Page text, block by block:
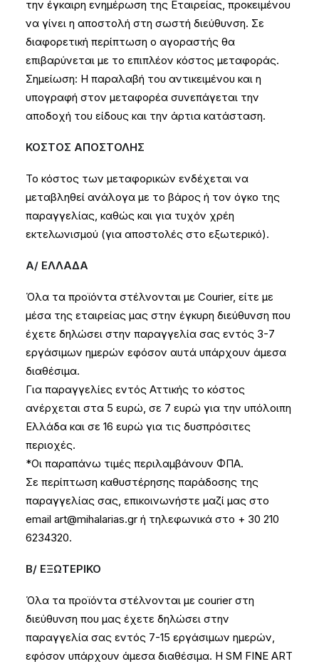
την έγκαιρη ενημέρωση της Εταιρείας, προκειμένου
να γίνει η αποστολή στη σωστή διεύθυνση. Σε
διαφορετική περίπτωση ο αγοραστής θα
επιβαρύνεται με το επιπλέον κόστος μεταφοράς.
Σημείωση: H παραλαβή του αντικειμένου και η
υπογραφή στον μεταφορέα συνεπάγεται την
αποδοχή του είδους και την άρτια κατάσταση.
ΚΟΣΤΟΣ ΑΠΟΣΤΟΛΗΣ
Το κόστος των μεταφορικών ενδέχεται να
μεταβληθεί ανάλογα με το βάρος ή τον όγκο της
παραγγελίας, καθώς και για τυχόν χρέη
εκτελωνισμού (για αποστολές στο εξωτερικό).
Α/ ΕΛΛΑΔΑ
Όλα τα προϊόντα στέλνονται με Courier, είτε με
μέσα της εταιρείας μας στην έγκυρη διεύθυνση που
έχετε δηλώσει στην παραγγελία σας εντός 3-7
εργάσιμων ημερών εφόσον αυτά υπάρχουν άμεσα
διαθέσιμα.
Για παραγγελίες εντός Αττικής το κόστος
ανέρχεται στα 5 ευρώ, σε 7 ευρώ για την υπόλοιπη
Ελλάδα και σε 16 ευρώ για τις δυσπρόσιτες
περιοχές.
*Οι παραπάνω τιμές περιλαμβάνουν ΦΠΑ.
Σε περίπτωση καθυστέρησης παράδοσης της
παραγγελίας σας, επικοινωνήστε μαζί μας στο
email art@mihalarias.gr ή τηλεφωνικά στο + 30 210
6234320.
Β/ ΕΞΩΤΕΡΙΚΟ
Όλα τα προϊόντα στέλνονται με courier στη
διεύθυνση που μας έχετε δηλώσει στην
παραγγελία σας εντός 7-15 εργάσιμων ημερών,
εφόσον υπάρχουν άμεσα διαθέσιμα. Η SM FINE ART